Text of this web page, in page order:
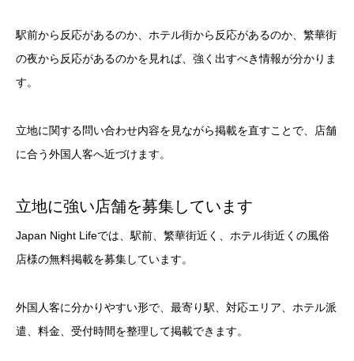
駅前から反応があるのか、ホテル街から反応があるのか、繁華街
の夜から反応があるのかを見れば、強く出すべき情報が分かりま
す。
立地に関する問い合わせ内容を見ながら掲載を直すことで、店舗
に合う外国人客へ近づけます。
立地に強い店舗を募集しています
Japan Night Lifeでは、駅前、繁華街近く、ホテル街近くの風俗
店様の無料掲載を募集しています。
外国人客に分かりやすい形で、最寄り駅、対応エリア、ホテル派
遣、料金、受付時間を整理して掲載できます。